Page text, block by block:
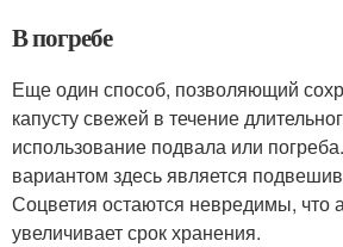
В погребе
Еще один способ, позволяющий
капусту свежей в течение
использование подвала или
вариантом здесь является
Соцветия остаются невредимы, что
увеличивает срок хранения.